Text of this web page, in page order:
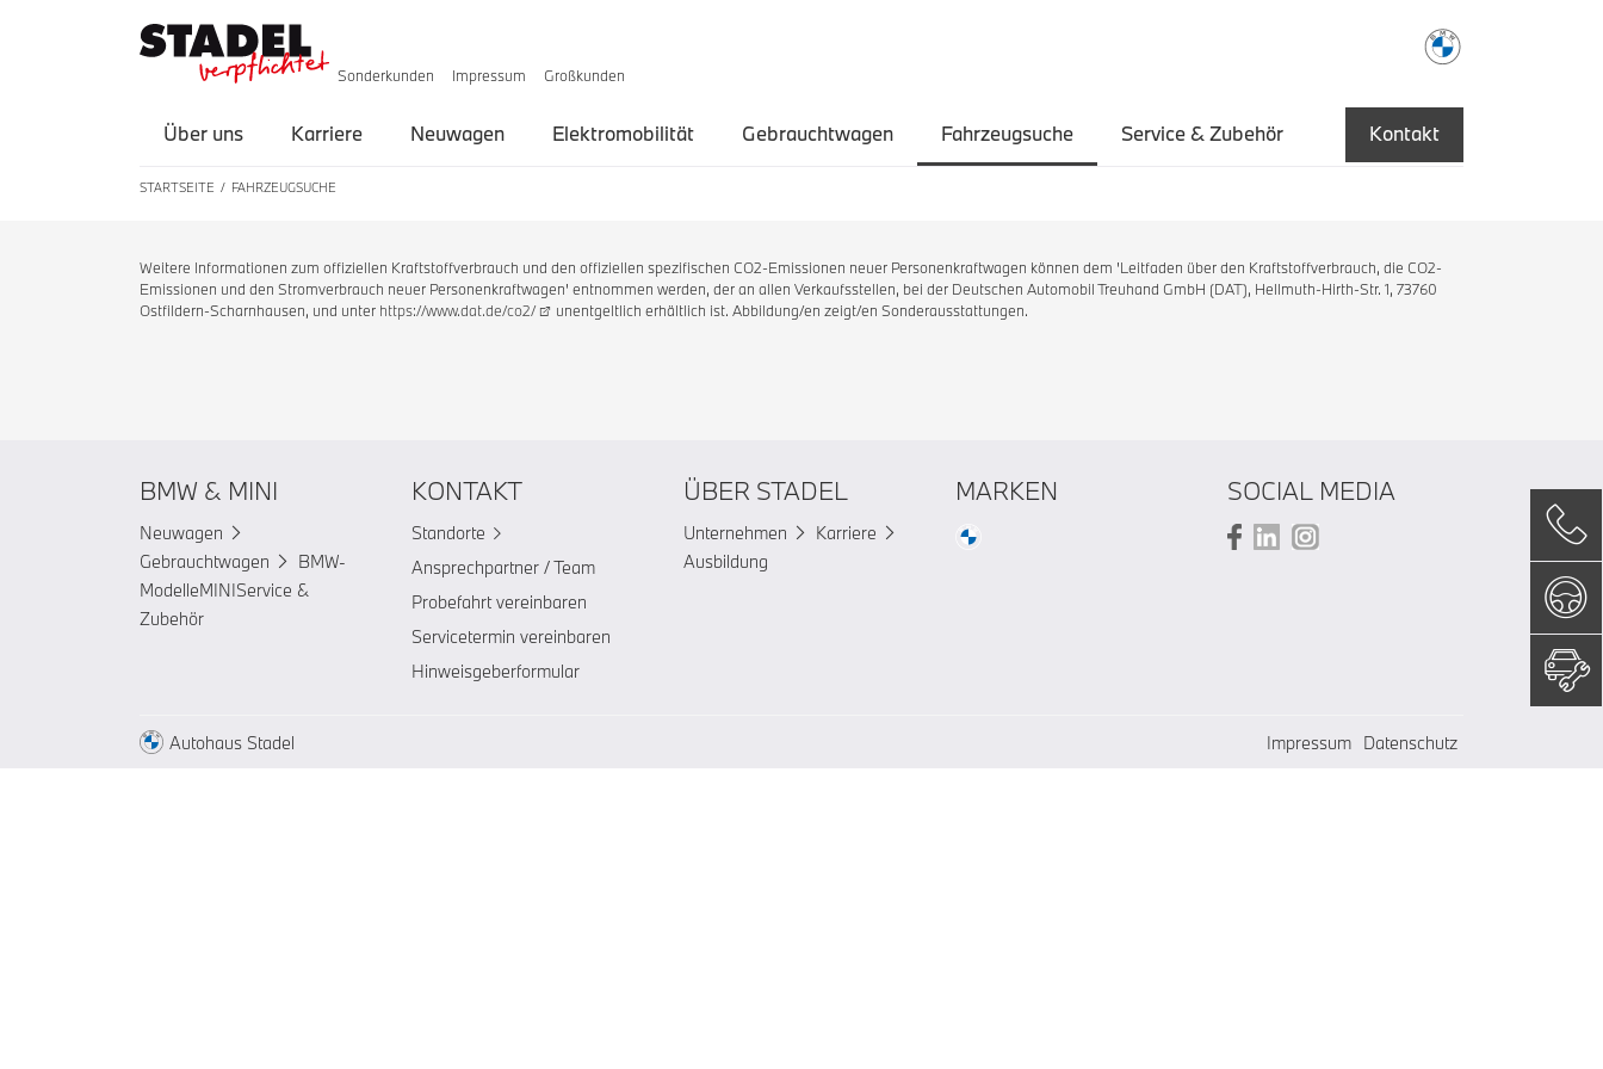
Sonderkunden Impressum Großkunden
Über uns Karriere Neuwagen Elektromobilität Gebrauchtwagen Fahrzeugsuche Service & Zubehör Kontakt
STARTSEITE FAHRZEUGSUCHE
Weitere Informationen zum offiziellen Kraftstoffverbrauch und den offiziellen spezifischen CO2-Emissionen neuer Personenkraftwagen können dem 'Leitfaden über den Kraftstoffverbrauch, die CO2-
Emissionen und den Stromverbrauch neuer Personenkraftwagen' entnommen werden, der an allen Verkaufsstellen, bei der Deutschen Automobil Treuhand GmbH (DAT), Hellmuth-Hirth-Str. 1, 73760
Ostfildern-Scharnhausen, und unter https://www.dat.de/co2/ unentgeltlich erhältlich ist. Abbildung/en zeigt/en Sonderausstattungen.
BMW & MINI
Neuwagen
Gebrauchtwagen
BMW-
ModelleMINIService &
Zubehör
KONTAKT
Standorte
Ansprechpartner / Team
Probefahrt vereinbaren
Servicetermin vereinbaren
Hinweisgeberformular
ÜBER STADEL
Unternehmen
Karriere
Ausbildung
MARKEN SOCIAL MEDIA
Autohaus Stadel Impressum Datenschutz